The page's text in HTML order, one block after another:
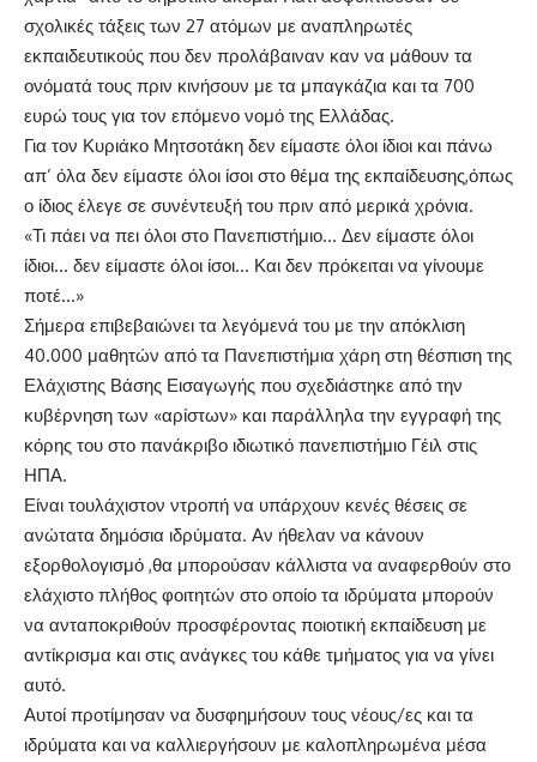
σχολικές τάξεις των 27 ατόμων με αναπληρωτές
εκπαιδευτικούς που δεν προλάβαιναν καν να μάθουν τα
ονόματά τους πριν κινήσουν με τα μπαγκάζια και τα 700
ευρώ τους για τον επόμενο νομό της Ελλάδας.
Για τον Κυριάκο Μητσοτάκη δεν είμαστε όλοι ίδιοι και πάνω
απ’ όλα δεν είμαστε όλοι ίσοι στο θέμα της εκπαίδευσης,όπως
ο ίδιος έλεγε σε συνέντευξή του πριν από μερικά χρόνια.
«Τι πάει να πει όλοι στο Πανεπιστήμιο… Δεν είμαστε όλοι
ίδιοι… δεν είμαστε όλοι ίσοι… Και δεν πρόκειται να γίνουμε
ποτέ…»
Σήμερα επιβεβαιώνει τα λεγόμενά του με την απόκλιση
40.000 μαθητών από τα Πανεπιστήμια χάρη στη θέσπιση της
Ελάχιστης Βάσης Εισαγωγής που σχεδιάστηκε από την
κυβέρνηση των «αρίστων» και παράλληλα την εγγραφή της
κόρης του στο πανάκριβο ιδιωτικό πανεπιστήμιο Γέιλ στις
ΗΠΑ.
Είναι τουλάχιστον ντροπή να υπάρχουν κενές θέσεις σε
ανώτατα δημόσια ιδρύματα. Αν ήθελαν να κάνουν
εξορθολογισμό ,θα μπορούσαν κάλλιστα να αναφερθούν στο
ελάχιστο πλήθος φοιτητών στο οποίο τα ιδρύματα μπορούν
να ανταποκριθούν προσφέροντας ποιοτική εκπαίδευση με
αντίκρισμα και στις ανάγκες του κάθε τμήματος για να γίνει
αυτό.
Αυτοί προτίμησαν να δυσφημήσουν τους νέους/ες και τα
ιδρύματα και να καλλιεργήσουν με καλοπληρωμένα μέσα